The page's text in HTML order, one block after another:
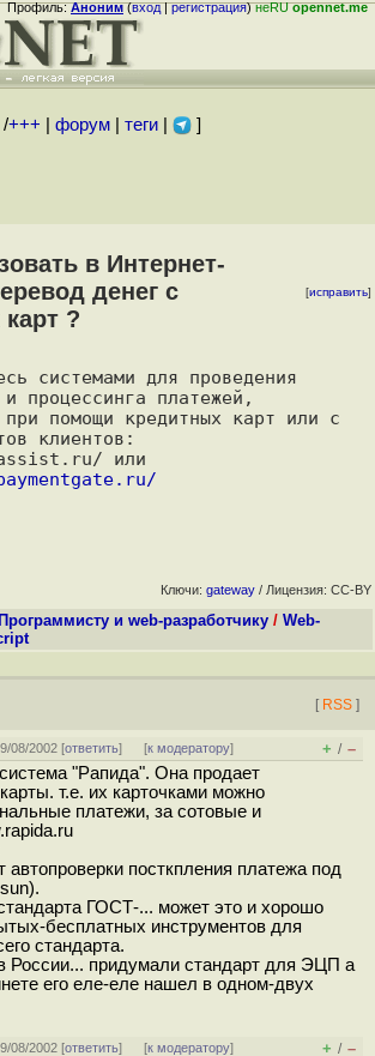
Профиль:Аноним(вход|регистрация)неRUopennet.me
+++ форум| теги| ]
в Интернет-
денег с
?
[исправить]
системами для проведения
и процессинга платежей,
при помощи кредитных карт или с
клиентов:
Ключи: gateway / Лицензия: CC-BY
Программисту и web-разработчику / Web-
[ RSS ]
08/2002 [ответить] [к модератору] + / –
"Рапида". Она продает
т.е. их карточками можно
платежи, за сотовые и
автопроверки посткпления платежа под
ГОСТ-... может это и хорошо
бесплатных инструментов для
стандарта.
России... придумали стандарт для ЭЦП а
его еле-еле нашел в одном-двух
08/2002 [ответить] [к модератору] + / –